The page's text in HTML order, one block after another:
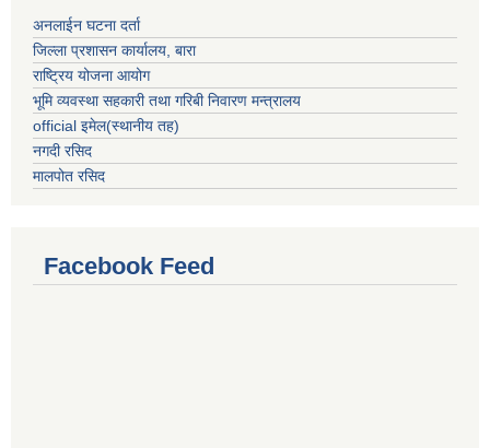
अनलाईन घटना दर्ता
जिल्ला प्रशासन कार्यालय, बारा
राष्ट्रिय योजना आयोग
भूमि व्यवस्था सहकारी तथा गरिबी निवारण मन्त्रालय
official इमेल(स्थानीय तह)
नगदी रसिद
मालपोत रसिद
Facebook Feed